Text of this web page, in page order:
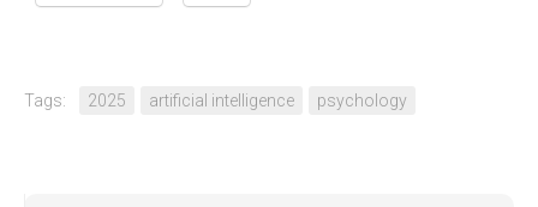
Tags: 2025 artificial intelligence psychology